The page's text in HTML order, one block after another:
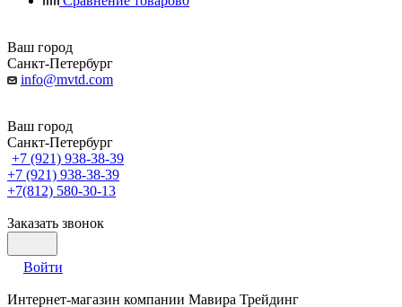
Ваш город
Санкт-Петербург
info@mvtd.com
Ваш город
Санкт-Петербург
+7 (921) 938-38-39
+7 (921) 938-38-39
+7(812) 580-30-13
Заказать звонок
Войти
Интернет-магазин компании Мавира Трейдинг